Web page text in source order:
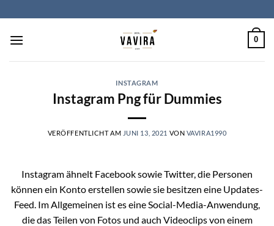
Inhalt
springen
0
INSTAGRAM
Instagram Png für Dummies
VERÖFFENTLICHT AM JUNI 13, 2021 VON VAVIRA1990
Instagram ähnelt Facebook sowie Twitter, die Personen
können ein Konto erstellen sowie sie besitzen eine Updates-
Feed. Im Allgemeinen ist es eine Social-Media-Anwendung,
die das Teilen von Fotos und auch Videoclips von einem